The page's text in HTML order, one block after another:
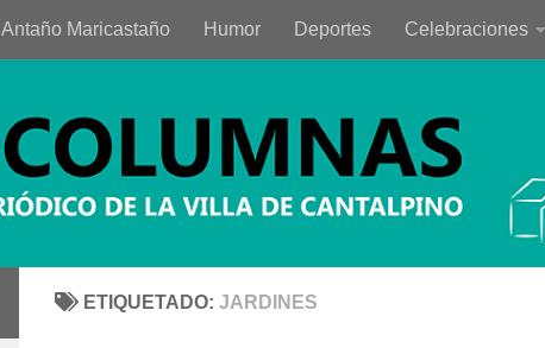
Antaño Maricastaño Humor Deportes Celebraciones
ETIQUETADO: JARDINES